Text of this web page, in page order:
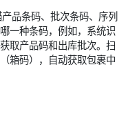
品条码、批次条码、序列
一种条码，例如，系统识
取产品码和出库批次。扫
箱码），自动获取包裹中